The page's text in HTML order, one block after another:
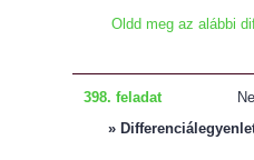
Oldd meg az alábbi
398. feladat
»